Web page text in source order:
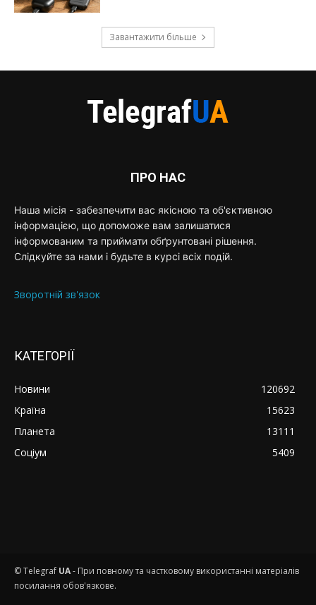
Завантажити більше
ПРО НАС
Наша місія - забезпечити вас якісною та об'єктивною
інформацією, що допоможе вам залишатися
інформованим та приймати обґрунтовані рішення.
Слідкуйте за нами і будьте в курсі всіх подій.
Зворотній зв'язок
КАТЕГОРІЇ
Новини
120692
Країна
15623
Планета
13111
Соціум
5409
© Telegraf UA- При повному та частковому використанні матеріалів
посилання обов'язкове.